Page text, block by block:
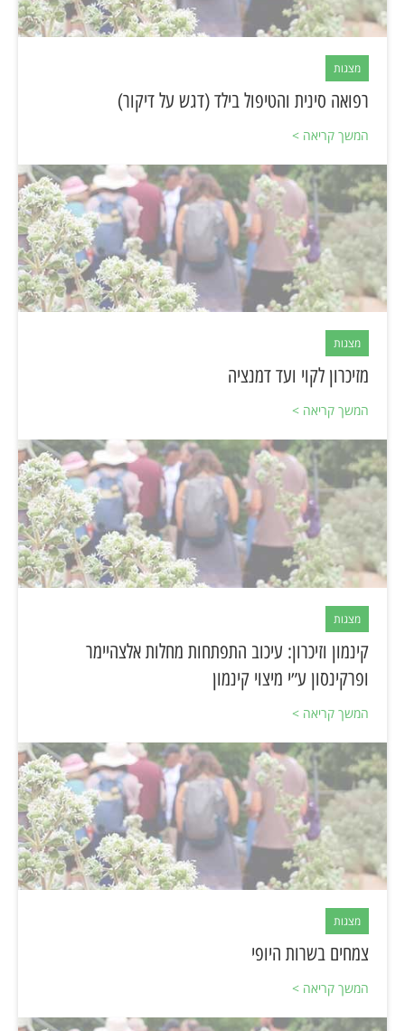
מצגות
רפואה סינית והטיפול בילד (דגש על דיקור)
המשך קריאה >
מצגות
מזיכרון לקוי ועד דמנציה
המשך קריאה >
מצגות
קינמון וזיכרון: עיכוב התפתחות מחלות אלצהיימר
ופרקינסון ע״י מיצוי קינמון
המשך קריאה >
מצגות
צמחים בשרות היופי
המשך קריאה >